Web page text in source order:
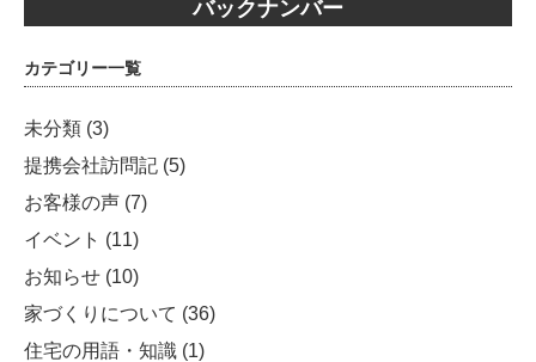
バックナンバー
カテゴリー一覧
未分類 (3)
提携会社訪問記 (5)
お客様の声 (7)
イベント (11)
お知らせ (10)
家づくりについて (36)
住宅の用語・知識 (1)